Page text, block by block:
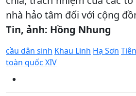
nhà hảo tâm đối với cộng
Tin, ảnh: Hồng Nhung
cầu dân sinh Khau Linh Hạ Sơn
toàn quốc XIV